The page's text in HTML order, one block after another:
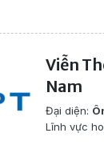
Viễn
Nam
Đại diện:
Lĩnh vực